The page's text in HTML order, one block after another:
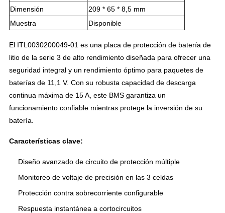
Dimensión
209 * 65 * 8,5 mm
Muestra
Disponible
El ITL0030200049-01 es una placa de protección de batería de
litio de la serie 3 de alto rendimiento diseñada para ofrecer una
seguridad integral y un rendimiento óptimo para paquetes de
baterías de 11,1 V. Con su robusta capacidad de descarga
continua máxima de 15 A, este BMS garantiza un
funcionamiento confiable mientras protege la inversión de su
batería.
Características clave:
Diseño avanzado de circuito de protección múltiple
Monitoreo de voltaje de precisión en las 3 celdas
Protección contra sobrecorriente configurable
Respuesta instantánea a cortocircuitos